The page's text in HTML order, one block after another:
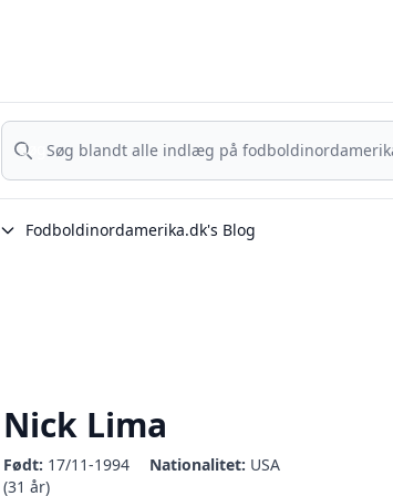
Søg
Søg
Fodboldinordamerika.dk's Blog
Nick Lima
Født: 17/11-1994
(31 år)
Nationalitet: USA